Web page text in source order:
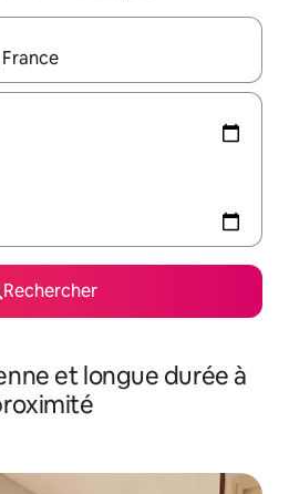
utilisez les flèches vers le
Rechercher
et longue durée à